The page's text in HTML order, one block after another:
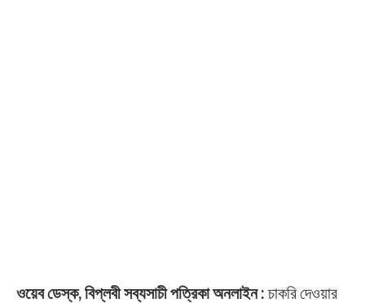
ওয়েব ডেস্ক, বিপ্লবী সব্যসাচী পত্রিকা অনলাইন : চাকরি দেওয়ার